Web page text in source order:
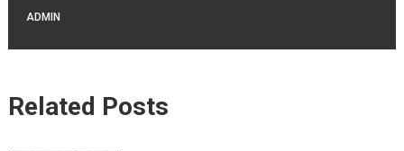
ADMIN
Related Posts